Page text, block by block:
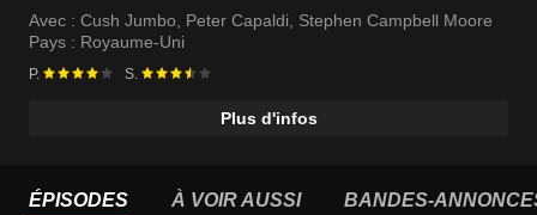
rapide évolution.
Avec : Cush Jumbo, Peter Capaldi, Stephen Campbell Moore
Pays : Royaume-Uni
P. S.
Plus d'infos
ÉPISODES À VOIR AUSSI BANDES-